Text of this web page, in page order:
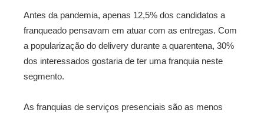
Antes da pandemia, apenas 12,5% dos candidatos a
franqueado pensavam em atuar com as entregas. Com
a popularização do delivery durante a quarentena, 30%
dos interessados gostaria de ter uma franquia neste
segmento.
As franquias de serviços presenciais são as menos